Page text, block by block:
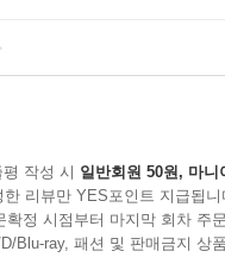
작성 시 일반회원 50원, 마니
리뷰만 YES포인트 지급됩니
확정 시점부터 마지막 회차 주
Blu-ray, 패션 및 판매금지 상